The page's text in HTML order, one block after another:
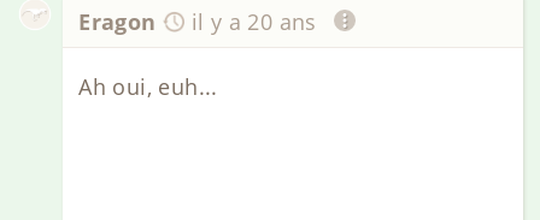
Eragon il y a 20 ans
Ah oui, euh...